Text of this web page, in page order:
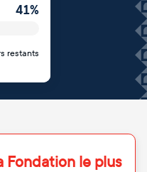
41%
restants
Fondation le plus